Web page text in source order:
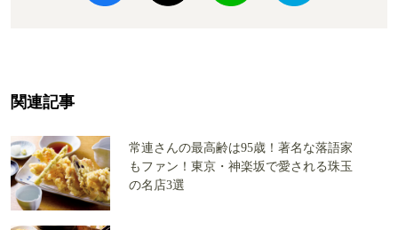
関連記事
常連さんの最高齢は95歳！著名な落語家
もファン！東京・神楽坂で愛される珠玉
の名店3選